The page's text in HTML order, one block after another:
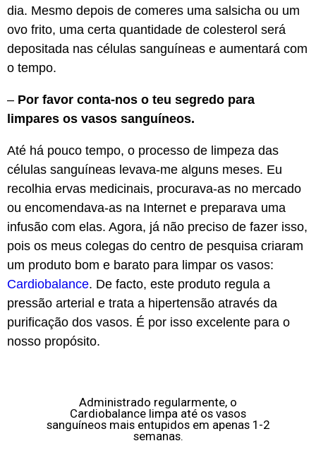
dia. Mesmo depois de comeres uma salsicha ou um
ovo frito, uma certa quantidade de colesterol será
depositada nas células sanguíneas e aumentará com
o tempo.
– Por favor conta-nos o teu segredo para
limpares os vasos sanguíneos.
Até há pouco tempo, o processo de limpeza das
células sanguíneas levava-me alguns meses. Eu
recolhia ervas medicinais, procurava-as no mercado
ou encomendava-as na Internet e preparava uma
infusão com elas. Agora, já não preciso de fazer isso,
pois os meus colegas do centro de pesquisa criaram
um produto bom e barato para limpar os vasos:
Cardiobalance. De facto, este produto regula a
pressão arterial e trata a hipertensão através da
purificação dos vasos. É por isso excelente para o
nosso propósito.
Administrado regularmente, o
Cardiobalance limpa até os vasos
sanguíneos mais entupidos em apenas 1-2
semanas.